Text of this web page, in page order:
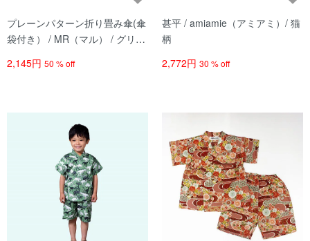
プレーンパターン折り畳み傘(傘
袋付き） / MR（マル） / グリー
2,145円 50 % off
甚平 / amiamie（アミアミ）/ 猫
柄
2,772円 30 % off